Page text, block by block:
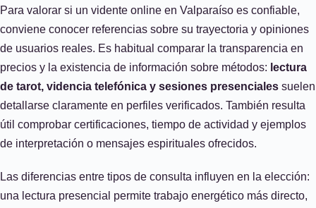
Para valorar si un vidente online en Valparaíso es confiable,
conviene conocer referencias sobre su trayectoria y opiniones
de usuarios reales. Es habitual comparar la transparencia en
precios y la existencia de información sobre métodos: lectura
de tarot, videncia telefónica y sesiones presenciales suelen
detallarse claramente en perfiles verificados. También resulta
útil comprobar certificaciones, tiempo de actividad y ejemplos
de interpretación o mensajes espirituales ofrecidos.
Las diferencias entre tipos de consulta influyen en la elección:
una lectura presencial permite trabajo energético más directo,